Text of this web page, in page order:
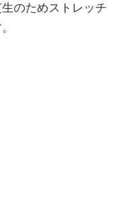
のためストレッチ